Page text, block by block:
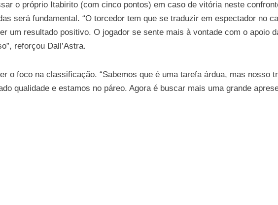
o próprio Itabirito (com cinco pontos) em caso de vitória neste
será fundamental. “O torcedor tem que se traduzir em espectador no
um resultado positivo. O jogador se sente mais à vontade com o apoio
reforçou Dall’Astra.
o foco na classificação. “Sabemos que é uma tarefa árdua, mas nosso
qualidade e estamos no páreo. Agora é buscar mais uma grande